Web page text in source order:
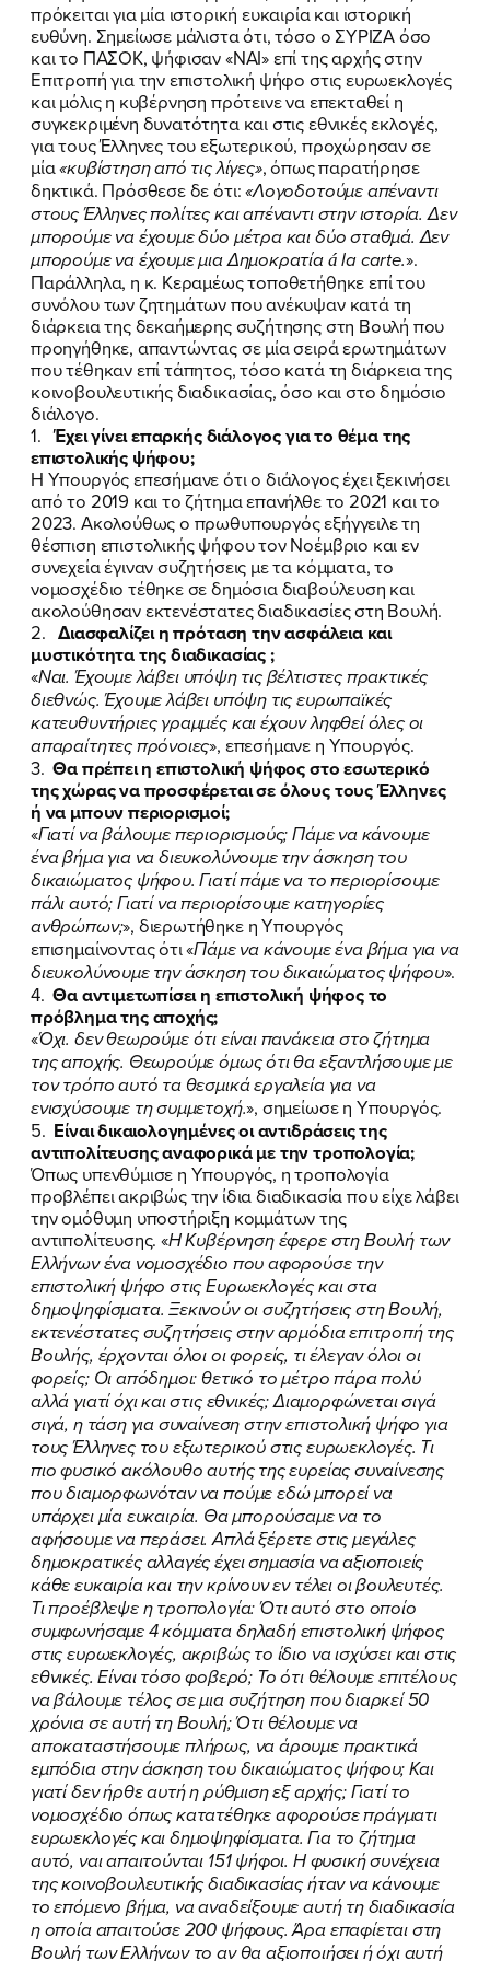
πρόκειται για μία ιστορική ευκαιρία και ιστορική
ευθύνη. Σημείωσε μάλιστα ότι, τόσο ο ΣΥΡΙΖΑ όσο
και το ΠΑΣΟΚ, ψήφισαν «ΝΑΙ» επί της αρχής στην
Επιτροπή για την επιστολική ψήφο στις ευρωεκλογές
και μόλις η κυβέρνηση πρότεινε να επεκταθεί η
συγκεκριμένη δυνατότητα και στις εθνικές εκλογές,
για τους Έλληνες του εξωτερικού, προχώρησαν σε
μία«κυβίστηση από τις λίγες», όπως παρατήρησε
δηκτικά. Πρόσθεσε δε ότι:«Λογοδοτούμε απέναντι
στους Έλληνες πολίτες και απέναντι στην ιστορία. Δεν
μπορούμε να έχουμε δύο μέτρα και δύο σταθμά. Δεν
μπορούμε να έχουμε μια Δημοκρατία á la carte.».
Παράλληλα, η κ. Κεραμέως τοποθετήθηκε επί του
συνόλου των ζητημάτων που ανέκυψαν κατά τη
διάρκεια της δεκαήμερης συζήτησης στη Βουλή που
προηγήθηκε, απαντώντας σε μία σειρά ερωτημάτων
που τέθηκαν επί τάπητος, τόσο κατά τη διάρκεια της
κοινοβουλευτικής διαδικασίας, όσο και στο δημόσιο
διάλογο.
1.Έχει γίνει επαρκής διάλογος για το θέμα της
επιστολικής ψήφου;
Η Υπουργός επεσήμανε ότι ο διάλογος έχει ξεκινήσει
από το 2019 και το ζήτημα επανήλθε το 2021 και το
2023. Ακολούθως ο πρωθυπουργός εξήγγειλε τη
θέσπιση επιστολικής ψήφου τον Νοέμβριο και εν
συνεχεία έγιναν συζητήσεις με τα κόμματα, το
νομοσχέδιο τέθηκε σε δημόσια διαβούλευση και
ακολούθησαν εκτενέστατες διαδικασίες στη Βουλή.
2.Διασφαλίζει η πρόταση την ασφάλεια και
μυστικότητα της διαδικασίας ;
«Ναι. Έχουμε λάβει υπόψη τις βέλτιστες πρακτικές
διεθνώς. Έχουμε λάβει υπόψη τις ευρωπαϊκές
κατευθυντήριες γραμμές και έχουν ληφθεί όλες οι
απαραίτητες πρόνοιες», επεσήμανε η Υπουργός.
3.Θα πρέπει η επιστολική ψήφος στο εσωτερικό
της χώρας να προσφέρεται σε όλους τους Έλληνες
ή να μπουν περιορισμοί;
«Γιατί να βάλουμε περιορισμούς; Πάμε να κάνουμε
ένα βήμα για να διευκολύνουμε την άσκηση του
δικαιώματος ψήφου. Γιατί πάμε να το περιορίσουμε
πάλι αυτό; Γιατί να περιορίσουμε κατηγορίες
ανθρώπων;», διερωτήθηκε η Υπουργός
επισημαίνοντας ότι «Πάμε να κάνουμε ένα βήμα για να
διευκολύνουμε την άσκηση του δικαιώματος ψήφου».
4.Θα αντιμετωπίσει η επιστολική ψήφος το
πρόβλημα της αποχής;
«Όχι. δεν θεωρούμε ότι είναι πανάκεια στο ζήτημα
της αποχής. Θεωρούμε όμως ότι θα εξαντλήσουμε με
τον τρόπο αυτό τα θεσμικά εργαλεία για να
ενισχύσουμε τη συμμετοχή.», σημείωσε η Υπουργός.
5. Είναι δικαιολογημένες οι αντιδράσεις της
αντιπολίτευσης αναφορικά με την τροπολογία;
Όπως υπενθύμισε η Υπουργός, η τροπολογία
προβλέπει ακριβώς την ίδια διαδικασία που είχε λάβει
την ομόθυμη υποστήριξη κομμάτων της
αντιπολίτευσης. «Η Κυβέρνηση έφερε στη Βουλή των
Ελλήνων ένα νομοσχέδιο που αφορούσε την
επιστολική ψήφο στις Ευρωεκλογές και στα
δημοψηφίσματα. Ξεκινούν οι συζητήσεις στη Βουλή,
εκτενέστατες συζητήσεις στην αρμόδια επιτροπή της
Βουλής, έρχονται όλοι οι φορείς, τι έλεγαν όλοι οι
φορείς; Οι απόδημοι: θετικό το μέτρο πάρα πολύ
αλλά γιατί όχι και στις εθνικές; Διαμορφώνεται σιγά
σιγά, η τάση για συναίνεση στην επιστολική ψήφο για
τους Έλληνες του εξωτερικού στις ευρωεκλογές. Τι
πιο φυσικό ακόλουθο αυτής της ευρείας συναίνεσης
που διαμορφωνόταν να πούμε εδώ μπορεί να
υπάρχει μία ευκαιρία. Θα μπορούσαμε να το
αφήσουμε να περάσει. Απλά ξέρετε στις μεγάλες
δημοκρατικές αλλαγές έχει σημασία να αξιοποιείς
κάθε ευκαιρία και την κρίνουν εν τέλει οι βουλευτές.
Τι προέβλεψε η τροπολογία: Ότι αυτό στο οποίο
συμφωνήσαμε 4 κόμματα δηλαδή επιστολική ψήφος
στις ευρωεκλογές, ακριβώς το ίδιο να ισχύσει και στις
εθνικές. Είναι τόσο φοβερό; Το ότι θέλουμε επιτέλους
να βάλουμε τέλος σε μια συζήτηση που διαρκεί 50
χρόνια σε αυτή τη Βουλή; Ότι θέλουμε να
αποκαταστήσουμε πλήρως, να άρουμε πρακτικά
εμπόδια στην άσκηση του δικαιώματος ψήφου; Και
γιατί δεν ήρθε αυτή η ρύθμιση εξ αρχής; Γιατί το
νομοσχέδιο όπως κατατέθηκε αφορούσε πράγματι
ευρωεκλογές και δημοψηφίσματα. Για το ζήτημα
αυτό, ναι απαιτούνται 151 ψήφοι. Η φυσική συνέχεια
της κοινοβουλευτικής διαδικασίας ήταν να κάνουμε
το επόμενο βήμα, να αναδείξουμε αυτή τη διαδικασία
η οποία απαιτούσε 200 ψήφους. Άρα επαφίεται στη
Βουλή των Ελλήνων το αν θα αξιοποιήσει ή όχι αυτή